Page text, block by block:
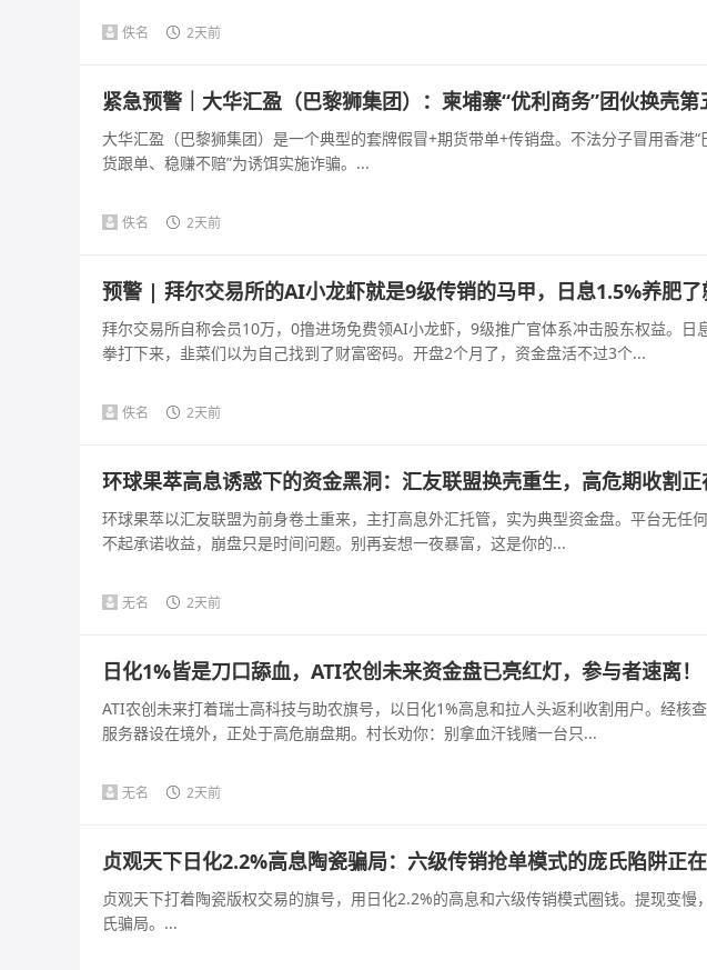
佚名 2天前
紧急预警｜大华汇盈（巴黎狮集团）：柬埔寨“优利商务”团伙换壳第
大华汇盈（巴黎狮集团）是一个典型的套牌假冒+期货带单+传销盘。不法分子冒用香港“
货跟单、稳赚不赔”为诱饵实施诈骗。...
佚名 2天前
预警 | 拜尔交易所的AI小龙虾就是9级传销的马甲，日息1.5%养肥了
拜尔交易所自称会员10万，0撸进场免费领AI小龙虾，9级推广官体系冲击股东权益。
拳打下来，韭菜们以为自己找到了财富密码。开盘2个月了，资金盘活不过3个...
佚名 2天前
环球果萃高息诱惑下的资金黑洞：汇友联盟换壳重生，高危期收割
环球果萃以汇友联盟为前身卷土重来，主打高息外汇托管，实为典型资金盘。平台无任
不起承诺收益，崩盘只是时间问题。别再妄想一夜暴富，这是你的...
无名 2天前
日化1%皆是刀口舔血，ATI农创未来资金盘已亮红灯，参与者速离！
ATI农创未来打着瑞士高科技与助农旗号，以日化1%高息和拉人头返利收割用户。经核
服务器设在境外，正处于高危崩盘期。村长劝你：别拿血汗钱赌一台只...
无名 2天前
贞观天下日化2.2%高息陶瓷骗局：六级传销抢单模式的庞氏陷阱正
贞观天下打着陶瓷版权交易的旗号，用日化2.2%的高息和六级传销模式圈钱。提现变
氏骗局。...